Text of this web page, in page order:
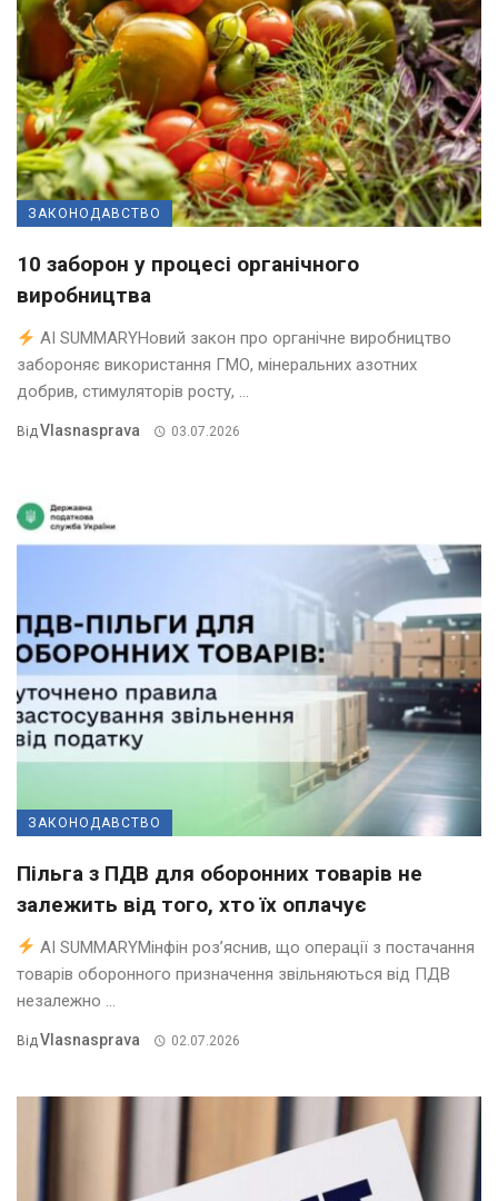
ЗАКОНОДАВСТВО
10 заборон у процесі органічного
виробництва
AI SUMMARYНовий закон про органічне виробництво
забороняє використання ГМО, мінеральних азотних
добрив, стимуляторів росту, ...
ВідVlasnasprava 03.07.2026
ЗАКОНОДАВСТВО
Пільга з ПДВ для оборонних товарів не
залежить від того, хто їх оплачує
AI SUMMARYМінфін роз’яснив, що операції з постачання
товарів оборонного призначення звільняються від ПДВ
незалежно ...
ВідVlasnasprava 02.07.2026